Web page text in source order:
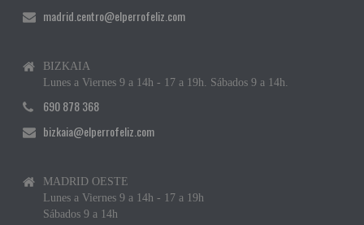
madrid.centro@elperrofeliz.com
BIZKAIA
Lunes a Viernes 9 a 14h - 17 a 19h. Sábados 9 a 14h.
690 878 368
bizkaia@elperrofeliz.com
MADRID OESTE
Lunes a Viernes 9 a 14h - 17 a 19h
Sábados 9 a 14h